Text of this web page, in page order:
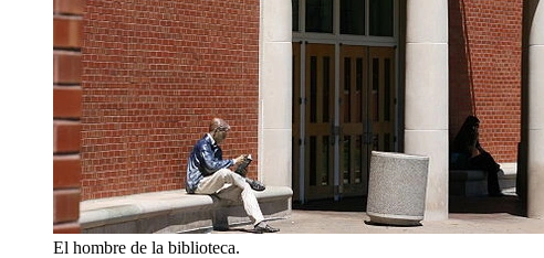
El hombre de la biblioteca.